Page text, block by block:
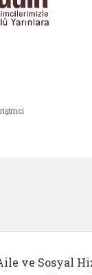
ve Sosyal